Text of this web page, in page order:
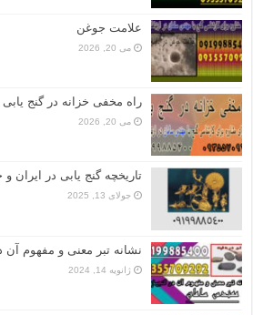
علامت جوغن
می 20, 2026
راه مخفی خزانه در گنج یابی
می 20, 2026
تاریخچه گنج‌ یابی در ایران و
جولای 13, 2025
نشانه تبر معنی و مفهوم آن
ژانویه 14, 2024